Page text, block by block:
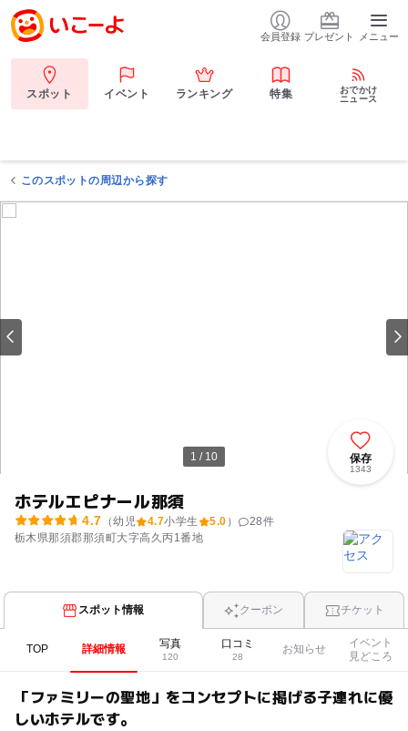
会員登録 プレゼント メニュー
スポット イベント ランキング 特集
おでかけ
ニュース
このスポットの周辺から探す
1 / 10
ホテルエピナール那須
4.7 （幼児 4.7小学生 5.0 ） 28件
栃木県那須郡那須町大字高久丙1番地
保存
1343
スポット情報 クーポン チケット
TOP 詳細情報 写真
120
口コミ
28
お知らせ
イベント
見どころ
「ファミリーの聖地」をコンセプトに掲げる子連れに優
しいホテルです。